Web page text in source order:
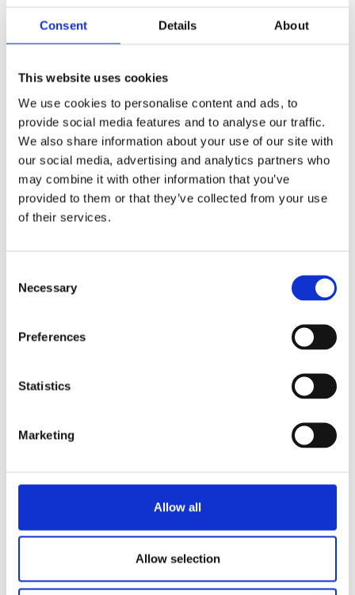
Consent Details About
This website uses cookies
We use cookies to personalise content and ads, to
provide social media features and to analyse our traffic.
We also share information about your use of our site with
our social media, advertising and analytics partners who
may combine it with other information that you’ve
provided to them or that they’ve collected from your use
of their services.
Selection
Necessary
Preferences
Statistics
Marketing
Allow all
Allow selection
glasskanner er utviklet for å bevare smaken. LED-display,
Fordeler:
Deilig nytraktet kaffe
Rustfritt stål i kombinasjon med materiale i sort
betoning fremhever den moderne design
Automatisk vanninntak med enkel og rask tilkobling
Samme kvalitet på kaffen hver gang på grunn av
konstant vannmengde
Maskinen varsler når kaffen er klar og når det er
behov for rensing
Marinesett for bruk på skip
Vannfilter for å sikre optimal vannkvalitet
VALG AV DRIKKE